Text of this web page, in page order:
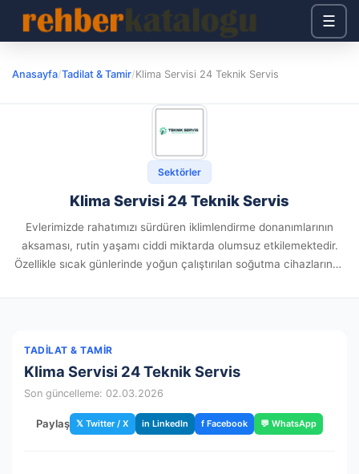
☰
Anasayfa/Tadilat & Tamir/Klima Servisi 24 Teknik Servis
Sektörler
Klima Servisi 24 Teknik Servis
Evlerimizde rahatımızı sürdüren iklimlendirme donanımlarının
aksaması, rutin yaşamı ciddi miktarda olumsuz etkilemektedir.
Özellikle sıcak günlerinde yoğun çalıştırılan soğutma cihazlarında
TADILAT & TAMIR
Klima Servisi 24 Teknik Servis
Son güncelleme: 02.03.2026
Paylaş 𝕏 Twitter / X in LinkedIn f Facebook 💬 WhatsApp